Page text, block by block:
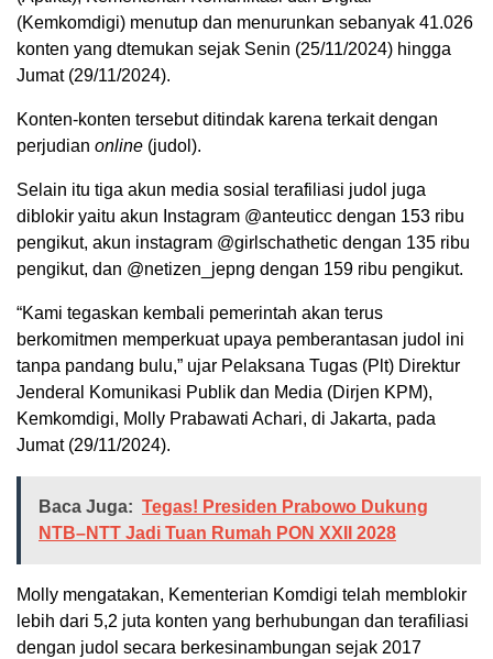
(Kemkomdigi) menutup dan menurunkan sebanyak 41.026
konten yang dtemukan sejak Senin (25/11/2024) hingga
Jumat (29/11/2024).
Konten-konten tersebut ditindak karena terkait dengan
perjudian online (judol).
Selain itu tiga akun media sosial terafiliasi judol juga
diblokir yaitu akun Instagram @anteuticc dengan 153 ribu
pengikut, akun instagram @girlschathetic dengan 135 ribu
pengikut, dan @netizen_jepng dengan 159 ribu pengikut.
“Kami tegaskan kembali pemerintah akan terus
berkomitmen memperkuat upaya pemberantasan judol ini
tanpa pandang bulu,” ujar Pelaksana Tugas (Plt) Direktur
Jenderal Komunikasi Publik dan Media (Dirjen KPM),
Kemkomdigi, Molly Prabawati Achari, di Jakarta, pada
Jumat (29/11/2024).
Baca Juga: Tegas! Presiden Prabowo Dukung
NTB–NTT Jadi Tuan Rumah PON XXII 2028
Molly mengatakan, Kementerian Komdigi telah memblokir
lebih dari 5,2 juta konten yang berhubungan dan terafiliasi
dengan judol secara berkesinambungan sejak 2017